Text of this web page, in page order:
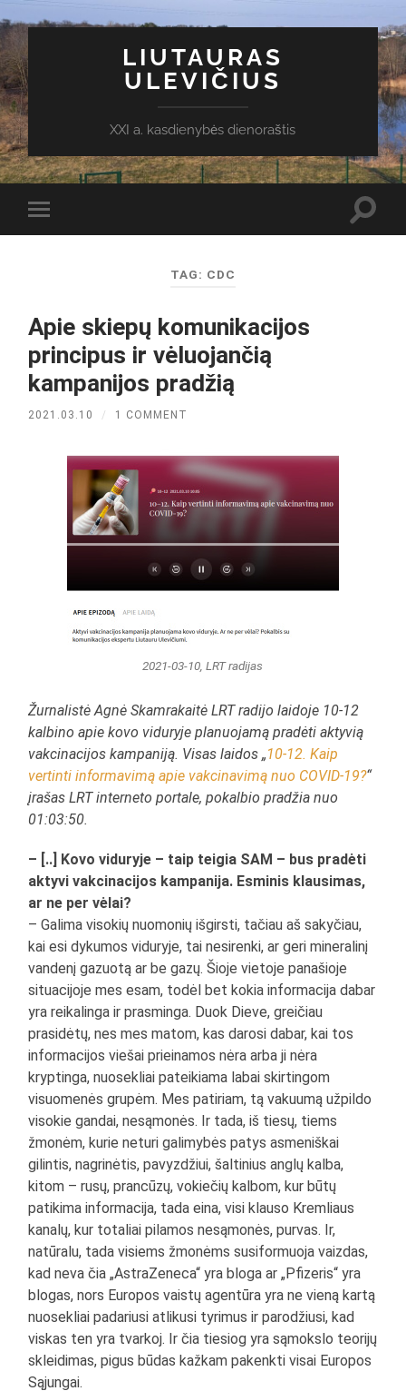
LIUTAURAS
ULEVIČIUS
XXI a. kasdienybės dienoraštis
Toggle
mobile
TAG: CDC
Apie skiepų komunikacijos
principus ir vėluojančią
kampanijos pradžią
2021.03.10 / 1 COMMENT
2021-03-10, LRT radijas
Žurnalistė Agnė Skamrakaitė LRT radijo laidoje 10-12
kalbino apie kovo viduryje planuojamą pradėti aktyvią
vakcinacijos kampaniją. Visas laidos „10-12. Kaip
vertinti informavimą apie vakcinavimą nuo COVID-19?“
įrašas LRT interneto portale, pokalbio pradžia nuo
01:03:50.
– [..] Kovo viduryje – taip teigia SAM – bus pradėti
aktyvi vakcinacijos kampanija. Esminis klausimas,
ar ne per vėlai?
– Galima visokių nuomonių išgirsti, tačiau aš sakyčiau,
kai esi dykumos viduryje, tai nesirenki, ar geri mineralinį
vandenį gazuotą ar be gazų. Šioje vietoje panašioje
situacijoje mes esam, todėl bet kokia informacija dabar
yra reikalinga ir prasminga. Duok Dieve, greičiau
prasidėtų, nes mes matom, kas darosi dabar, kai tos
informacijos viešai prieinamos nėra arba ji nėra
kryptinga, nuosekliai pateikiama labai skirtingom
visuomenės grupėm. Mes patiriam, tą vakuumą užpildo
visokie gandai, nesąmonės. Ir tada, iš tiesų, tiems
žmonėm, kurie neturi galimybės patys asmeniškai
gilintis, nagrinėtis, pavyzdžiui, šaltinius anglų kalba,
kitom – rusų, prancūzų, vokiečių kalbom, kur būtų
patikima informacija, tada eina, visi klauso Kremliaus
kanalų, kur totaliai pilamos nesąmonės, purvas. Ir,
natūralu, tada visiems žmonėms susiformuoja vaizdas,
kad neva čia „AstraZeneca“ yra bloga ar „Pfizeris“ yra
blogas, nors Europos vaistų agentūra yra ne vieną kartą
nuosekliai padariusi atlikusi tyrimus ir parodžiusi, kad
viskas ten yra tvarkoj. Ir čia tiesiog yra sąmokslo teorijų
skleidimas, pigus būdas kažkam pakenkti visai Europos
Sąjungai.